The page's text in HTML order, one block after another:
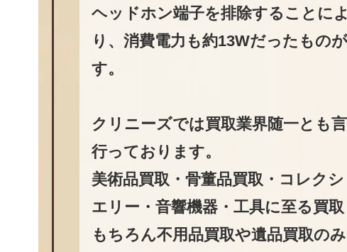
ヘッドホン端子を排除することに
り、消費電力も約13Wだったもの
す。
クリニーズでは買取業界随一とも
行っております。
美術品買取・骨董品買取・コレク
エリー・音響機器・工具に至る買取
もちろん不用品買取や遺品買取の